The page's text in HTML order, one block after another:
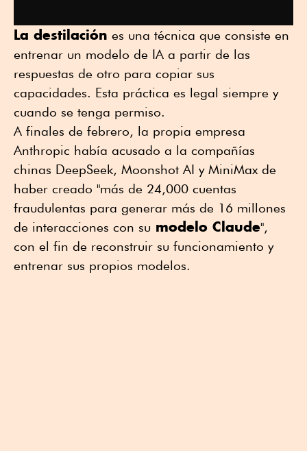
La destilación es una técnica que consiste en
entrenar un modelo de IA a partir de las
respuestas de otro para copiar sus
capacidades. Esta práctica es legal siempre y
cuando se tenga permiso.
A finales de febrero, la propia empresa
Anthropic había acusado a la compañías
chinas DeepSeek, Moonshot AI y MiniMax de
haber creado "más de 24,000 cuentas
fraudulentas para generar más de 16 millones
de interacciones con su modelo Claude",
con el fin de reconstruir su funcionamiento y
entrenar sus propios modelos.